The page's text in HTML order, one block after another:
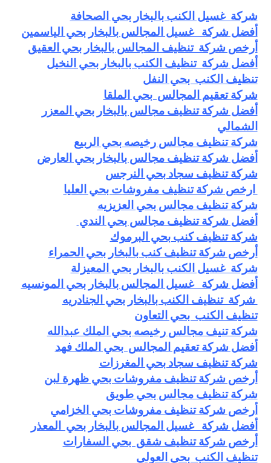
شركة غسيل الكنب بالبخار بحي الصحافة
أفضل شركة غسيل المجالس بالبخار بحي الياسمين
أرخص شركة تنظيف المجالس بالبخار بحي العقيق
أفضل شركة تنظيف الكنب بالبخار بحي النخيل
تنظيف الكنب بحي النفل
شركة تعقيم المجالس بحي الملقا
أفضل شركة تنظيف مجالس بالبخار بحي المعزر
الشمالي
شركة تنظيف مجالس رخيصه بحي الربيع
أفضل شركة تنظيف مجالس بالبخار بحي العارض
شركة تنظيف سجاد بحي النرجس
ارخص شركة تنظيف مفروشات بحي العليا
شركة تنظيف مجالس بحي العزيزيه
أفضل شركة تنظيف مجالس بحي الندي
شركة تنظيف كنب بحي البرموك
أرخص شركة تنظيف كنب بالبخار بحي الحمراء
شركة غسيل الكنب بالبخار بحي المعيزلة
أفضل شركة غسيل المجالس بالبخار بحي المونسيه
شركة تنظيف الكنب بالبخار بحي الجنادريه
تنظيف الكنب بحي التعاون
شركة تنيف مجالس رخيصه بحي الملك عبدالله
أفضل شركة تعقيم المجالس بحي الملك فهد
شركة تنظيف سجاد بحي المغرزات
أرخص شركة تنظيف مفروشات بحي ظهرة لبن
شركة تنظيف مجالس بحي طويق
أرخص شركة تنظيف مفروشات بحي الخزامي
أفضل شركة غسيل المجالس بالبخار بحي المعذر
أرخص شركة تنظيف شقق بحي السفارات
تنظيف الكنب بحي العولي